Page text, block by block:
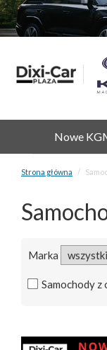
Nowe
Strona główna
Marka
Samochody z